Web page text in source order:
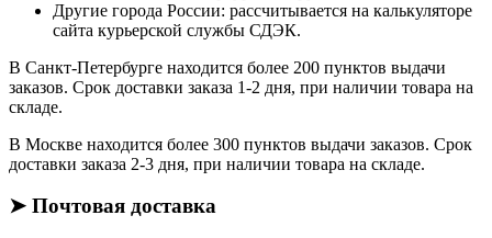
Другие города России: рассчитывается на калькуляторе
сайта курьерской службы СДЭК.
В Санкт-Петербурге находится более 200 пунктов выдачи
заказов. Срок доставки заказа 1-2 дня, при наличии товара на
складе.
В Москве находится более 300 пунктов выдачи заказов. Срок
доставки заказа 2-3 дня, при наличии товара на складе.
➤ Почтовая доставка